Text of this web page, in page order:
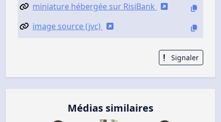
miniature hébergée sur RisiBank
image source (jvc)
Signaler
Médias similaires